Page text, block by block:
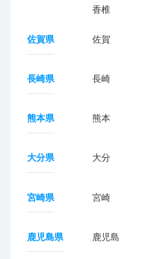
香椎
佐賀県 佐賀
長崎県 長崎
熊本県 熊本
大分県 大分
宮崎県 宮崎
鹿児島県 鹿児島